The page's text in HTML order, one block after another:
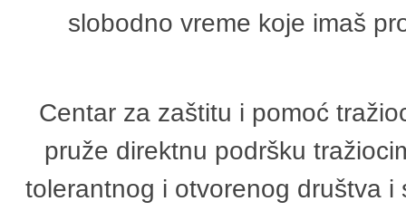
slobodno vreme koje imaš
Centar za zaštitu i pomoć
pruže direktnu podršku
tolerantnog i otvorenog društva